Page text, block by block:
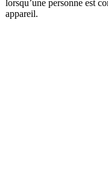
lorsqu’une personne est
appareil.